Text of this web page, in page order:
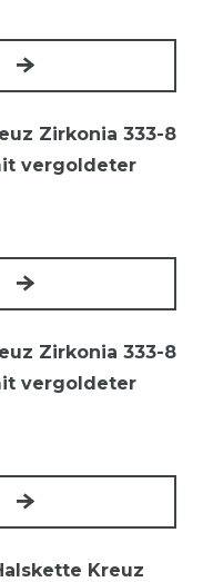
Zirkonia 333-8
vergoldeter
Zirkonia 333-8
vergoldeter
Kreuz